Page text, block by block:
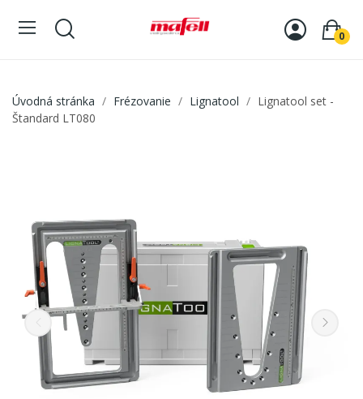
0
Úvodná stránka Frézovanie Lignatool
Lignatool set -
Štandard LT080